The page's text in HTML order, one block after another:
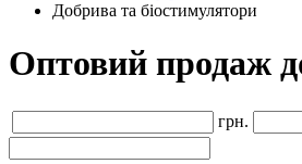
Добрива та біостимулятори
Оптовий продаж
грн.